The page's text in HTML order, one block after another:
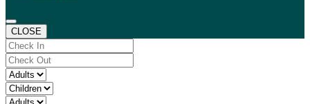
CLOSE